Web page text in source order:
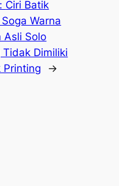
Ciri Batik
Warna
Asli Solo
Tidak Dimiliki
Printing
→